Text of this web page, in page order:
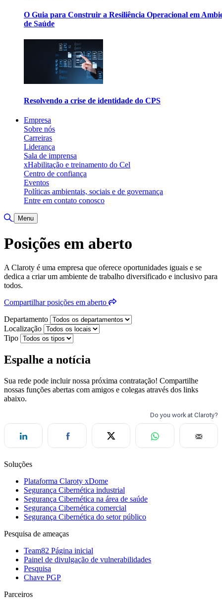
O Guia para Construir a Resiliência Operacional em
de Saúde
Resolvendo a crise de identidade do CPS
Empresa
Sobre nós
Carreiras
Liderança
Sala de imprensa
xHabilitação e treinamento do Cel
Centro de confiança
Eventos
Políticas ambientais, sociais e de governança
Entre em contato conosco
Alternar pesquisa
Menu
Posições em aberto
A Claroty é uma empresa que oferece oportunidades iguais e se
dedica a criar um ambiente de trabalho diversificado e inclusivo para
todos.
Compartilhar posições em aberto
Departamento
Localização
Tipo
Espalhe a notícia
Sua rede pode incluir nossa próxima contratação! Compartilhe
nossas funções abertas com amigos e colegas através dos links
abaixo.
Soluções
Plataforma Claroty xDome
Segurança Cibernética industrial
Segurança Cibernética na área de saúde
Segurança Cibernética comercial
Segurança Cibernética do setor público
Pesquisa de ameaças
Team82 Página inicial
Painel de divulgação de vulnerabilidades
Pesquisa
Chave PGP
Parceiros